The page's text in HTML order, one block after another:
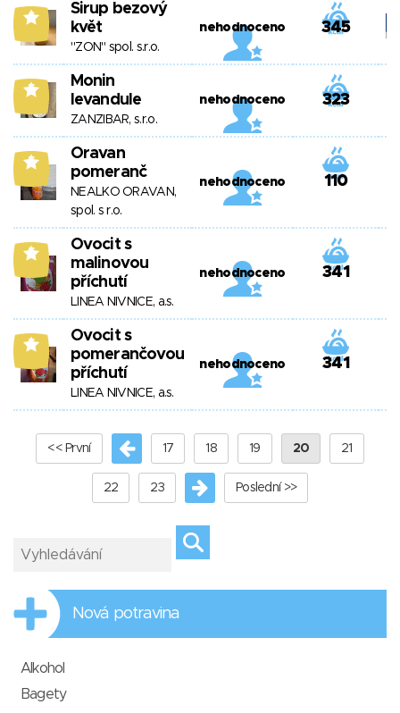
6
Sirup bezový
květ
"ZON" spol. s.r.o.
nehodnoceno 345
5
Monin
levandule
ZANZIBAR, s.r.o.
nehodnoceno 323
5
Oravan
pomeranč
NEALKO ORAVAN,
spol. s r.o.
nehodnoceno 110
5
Ovocit s
malinovou
příchutí
LINEA NIVNICE, a.s.
nehodnoceno 341
5
Ovocit s
pomerančovou
příchutí
LINEA NIVNICE, a.s.
nehodnoceno 341
<< První 17 18 19 20 21
22 23 Poslední >>
Nová potravina
Alkohol
Bagety